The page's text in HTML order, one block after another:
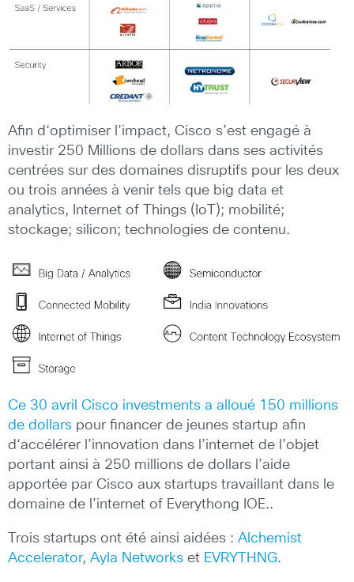
Afin d‘optimiser l’impact, Cisco s’est engagé à
investir 250 Millions de dollars dans ses activités
centrées sur des domaines disruptifs pour les deux
ou trois années à venir tels que big data et
analytics, Internet of Things (IoT); mobilité;
stockage; silicon; technologies de contenu.
Ce 30 avril Cisco investments a alloué 150 millions
de dollars pour financer de jeunes startup afin
d‘accélérer l’innovation dans l’internet de l’objet
portant ainsi à 250 millions de dollars l’aide
apportée par Cisco aux startups travaillant dans le
domaine de l’internet of Everythong IOE..
Trois startups ont été ainsi aidées : Alchemist
Accelerator, Ayla Networks et EVRYTHNG.